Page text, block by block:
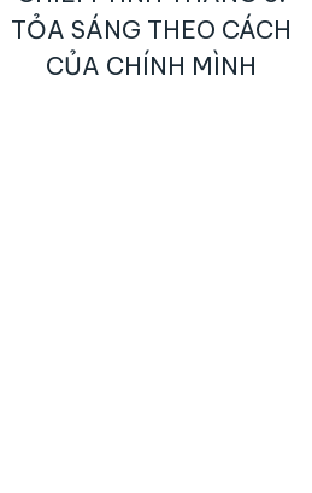
TỎA SÁNG THEO CÁCH
CỦA CHÍNH MÌNH